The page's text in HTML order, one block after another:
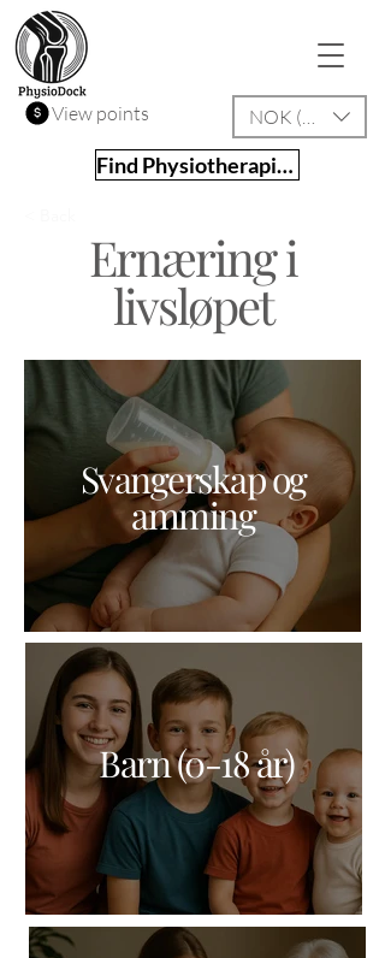
View points NOK (kr)
Find Physiotherapist
Ernæring i
livsløpet
Svangerskap og
amming
Barn (0-18 år)